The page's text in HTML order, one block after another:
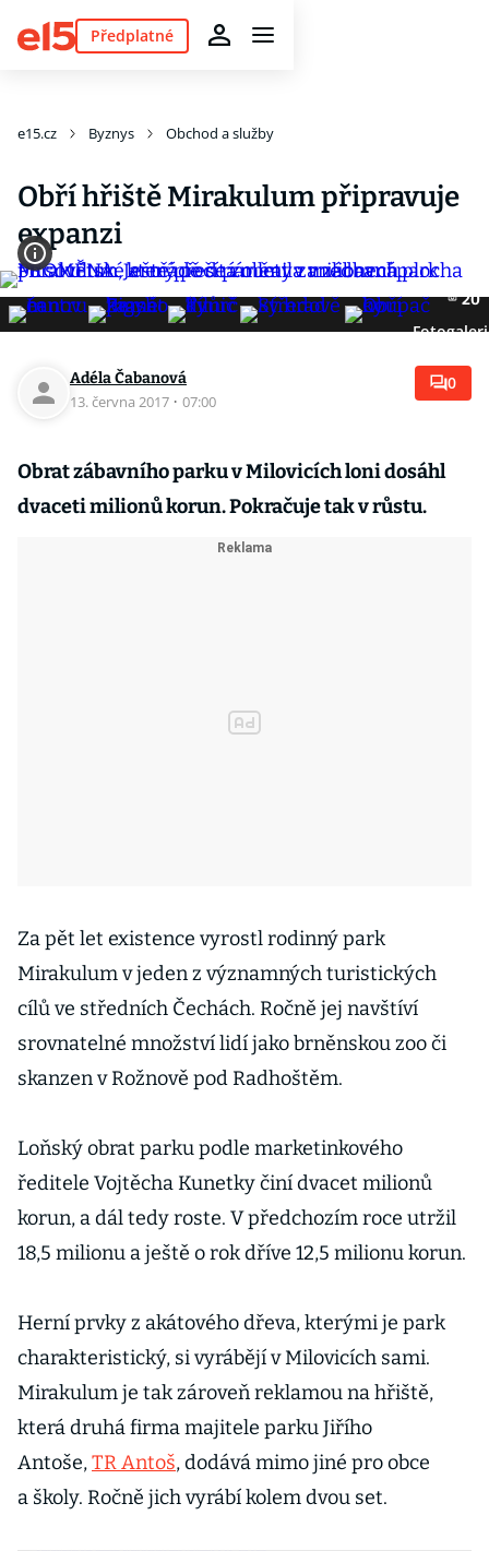
Předplatné
e15.cz Byznys Obchod a služby
Obří hřiště Mirakulum připravuje
expanzi
20
Adéla Čabanová
13. června 2017 · 07:00
0
Obrat zábavního parku v Milovicích loni dosáhl
dvaceti milionů korun. Pokračuje tak v růstu.
Za pět let existence vyrostl rodinný park
Mirakulum v jeden z významných turistických
cílů ve středních Čechách. Ročně jej navštíví
srovnatelné množství lidí jako brněnskou zoo či
skanzen v Rožnově pod Radhoštěm.
Loňský obrat parku podle marketinkového
ředitele Vojtěcha Kunetky činí dvacet milionů
korun, a dál tedy roste. V předchozím roce utržil
18,5 milionu a ještě o rok dříve 12,5 milionu korun.
Herní prvky z akátového dřeva, kterými je park
charakteristický, si vyrábějí v Milovicích sami.
Mirakulum je tak zároveň reklamou na hřiště,
která druhá firma majitele parku Jiřího
Antoše,TR Antoš, dodává mimo jiné pro obce
a školy. Ročně jich vyrábí kolem dvou set.